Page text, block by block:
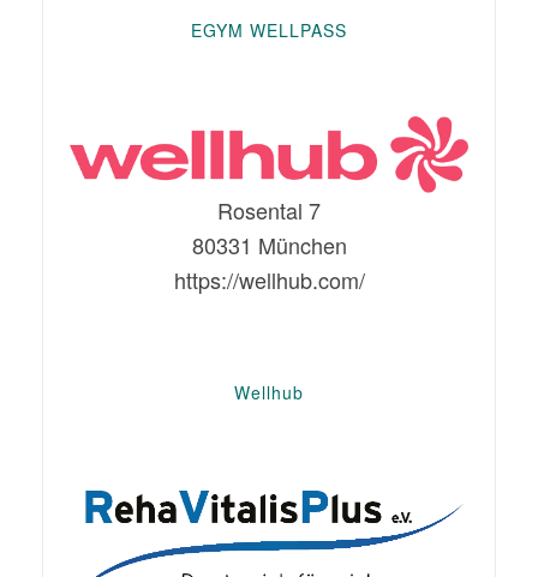
EGYM WELLPASS
Rosental 7
80331 München
https://wellhub.com/
Wellhub